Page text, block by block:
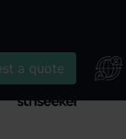
a quote